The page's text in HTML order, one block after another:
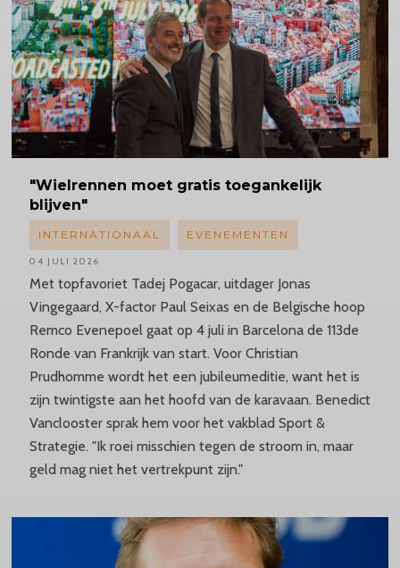
"Wielrennen moet gratis toegankelijk
blijven"
Met topfavoriet Tadej Pogacar, uitdager Jonas
Vingegaard, X-factor Paul Seixas en de Belgische hoop
Remco Evenepoel gaat op 4 juli in Barcelona de 113de
Ronde van Frankrijk van start. Voor Christian
Prudhomme wordt het een jubileumeditie, want het is
zijn twintigste aan het hoofd van de karavaan. Benedict
Vanclooster sprak hem voor het vakblad Sport &
Strategie. "Ik roei misschien tegen de stroom in, maar
geld mag niet het vertrekpunt zijn."
INTERNATIONAAL EVENEMENTEN
04 JULI 2026